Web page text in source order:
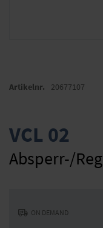
Anfang
VCL 02
Absperr-/
Artikelnr. 20677107
ON DEMAND